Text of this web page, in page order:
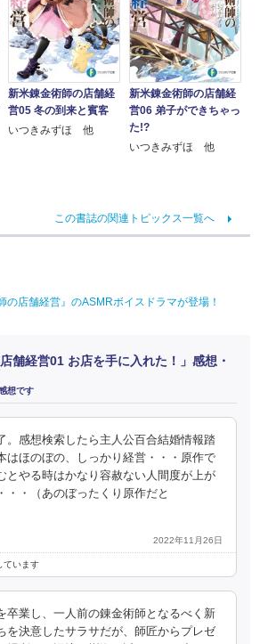
新米錬金術師の店舗経
営05 冬の到来と賓客
いつきみずほ 他
新米錬金術師の店舗経
営06 弟子ができちゃっ
た!?
いつきみずほ 他
この書誌の関連トピックス一覧へ
の店舗経営』のASMRボイスドラマが登場！
舗経営01 お店を手に入れた！」感想・
想です
。感想検索したら主人公百合結婚情報踏
はほのぼの、しっかり経営・・・原作で
とやる時はかなり容赦ない人間度が上が
・・（あのぼったくり原作だと
2022年11月26日
ています
卒業し、一人前の錬金術師となるべく新
を決意したサラサだが、師匠からプレゼ